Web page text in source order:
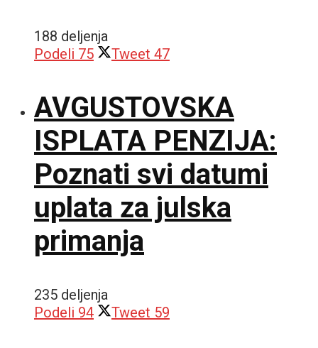
188 deljenja
Podeli 75 Tweet 47
AVGUSTOVSKA
ISPLATA PENZIJA:
Poznati svi datumi
uplata za julska
primanja
235 deljenja
Podeli 94 Tweet 59